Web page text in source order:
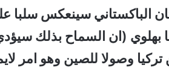
الباكستاني سينعكس سلبا
بهلوي (ان السماح بذلك
وصولا للصين وهو امر